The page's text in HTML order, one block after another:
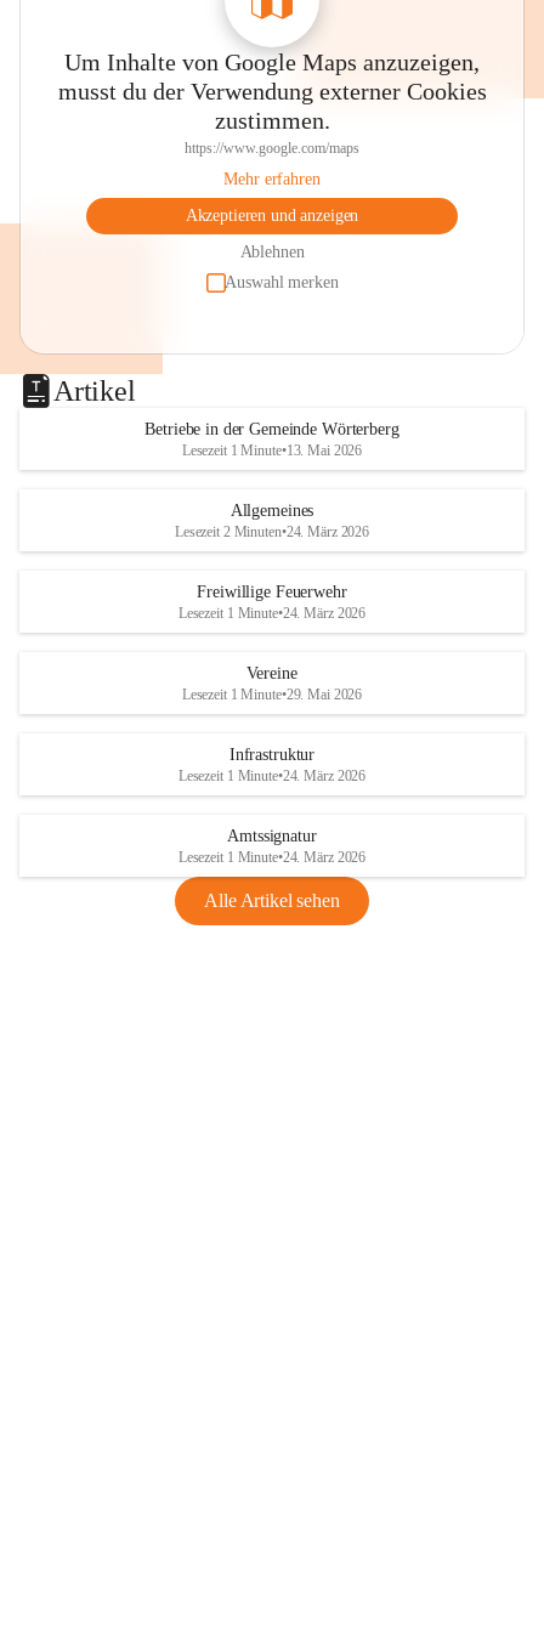
Um Inhalte von Google Maps anzuzeigen,
musst du der Verwendung externer Cookies
zustimmen.
https://www.google.com/maps
Mehr erfahren
Akzeptieren und anzeigen
Ablehnen
Auswahl merken
Artikel
Betriebe in der Gemeinde Wörterberg
Lesezeit 1 Minute•13. Mai 2026
Allgemeines
Lesezeit 2 Minuten•24. März 2026
Freiwillige Feuerwehr
Lesezeit 1 Minute•24. März 2026
Vereine
Lesezeit 1 Minute•29. Mai 2026
Infrastruktur
Lesezeit 1 Minute•24. März 2026
Amtssignatur
Lesezeit 1 Minute•24. März 2026
Alle Artikel sehen